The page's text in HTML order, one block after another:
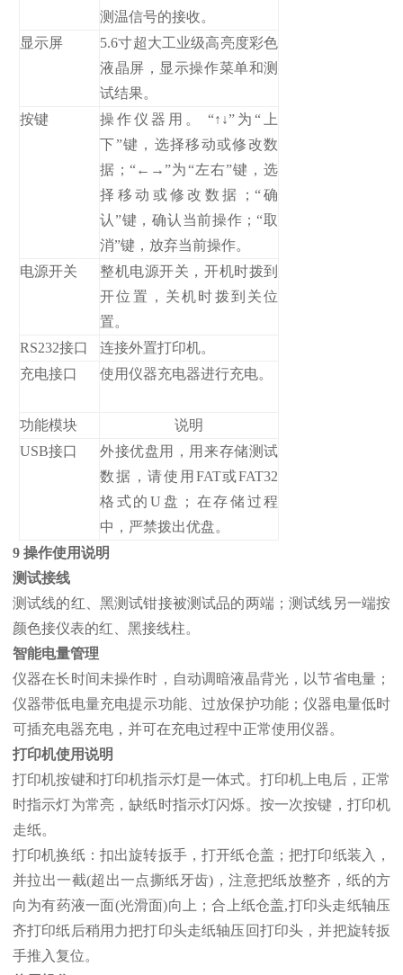
测温信号的接收。
显示屏
5.6寸超大工业级高亮度彩色
液晶屏，显示操作菜单和测
试结果。
按键
操作仪器用。 “↑↓”为“上
下”键，选择移动或修改数
据；“←→”为“左右”键，选
择移动或修改数据；“确
认”键，确认当前操作；“取
消”键，放弃当前操作。
电源开关
整机电源开关，开机时拨到
开位置，关机时拨到关位
置。
RS232接口
连接外置打印机。
充电接口
使用仪器充电器进行充电。
功能模块
说明
USB接口
外接优盘用，用来存储测试
数据，请使用FAT或FAT32
格式的U盘；在存储过程
中，严禁拨出优盘。
9 操作使用说明
测试接线
测试线的红、黑测试钳接被测试品的两端；测试线另一端按
颜色接仪表的红、黑接线柱。
智能电量管理
仪器在长时间未操作时，自动调暗液晶背光，以节省电量；
仪器带低电量充电提示功能、过放保护功能；仪器电量低时
可插充电器充电，并可在充电过程中正常使用仪器。
打印机使用说明
打印机按键和打印机指示灯是一体式。打印机上电后，正常
时指示灯为常亮，缺纸时指示灯闪烁。按一次按键，打印机
走纸。
打印机换纸：扣出旋转扳手，打开纸仓盖；把打印纸装入，
并拉出一截(超出一点撕纸牙齿)，注意把纸放整齐，纸的方
向为有药液一面(光滑面)向上；合上纸仓盖,打印头走纸轴压
齐打印纸后稍用力把打印头走纸轴压回打印头，并把旋转扳
手推入复位。